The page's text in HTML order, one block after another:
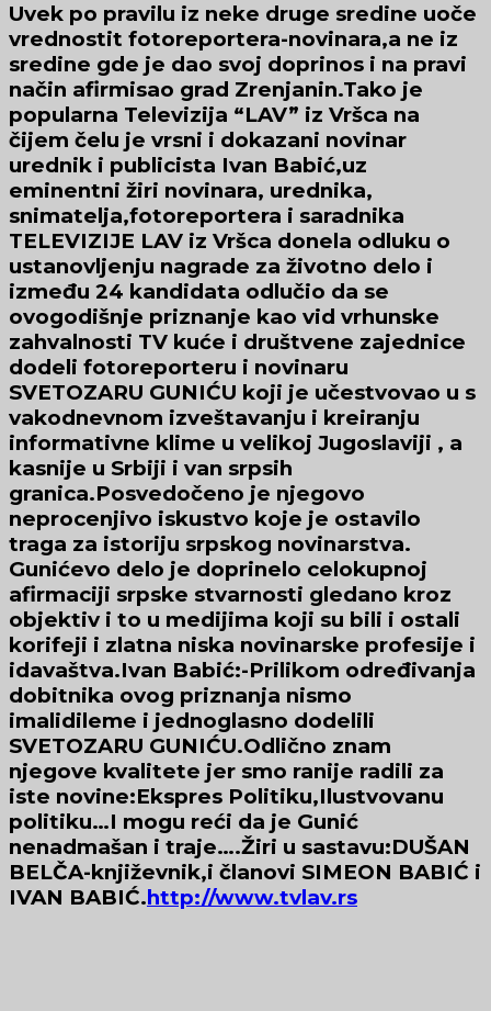
Uvek po pravilu iz neke druge sredine uoče
vrednostit fotoreportera-novinara,a ne iz
sredine gde je dao svoj doprinos i na pravi
način afirmisao grad Zrenjanin.Tako je
popularna Televizija “LAV” iz Vršca na
čijem čelu je vrsni i dokazani novinar
urednik i publicista Ivan Babić,uz
eminentni žiri novinara, urednika,
snimatelja,fotoreportera i saradnika
TELEVIZIJE LAV iz Vršca donela odluku o
ustanovljenju nagrade za životno delo i
između 24 kandidata odlučio da se
ovogodišnje priznanje kao vid vrhunske
zahvalnosti TV kuće i društvene zajednice
dodeli fotoreporteru i novinaru
SVETOZARU GUNIĆU koji je učestvovao u s
vakodnevnom izveštavanju i kreiranju
informativne klime u velikoj Jugoslaviji , a
kasnije u Srbiji i van srpsih
granica.Posvedočeno je njegovo
neprocenjivo iskustvo koje je ostavilo
traga za istoriju srpskog novinarstva.
Gunićevo delo je doprinelo celokupnoj
afirmaciji srpske stvarnosti gledano kroz
objektiv i to u medijima koji su bili i ostali
korifeji i zlatna niska novinarske profesije i
idavaštva.Ivan Babić:-Prilikom određivanja
dobitnika ovog priznanja nismo
imalidileme i jednoglasno dodelili
SVETOZARU GUNIĆU.Odlično znam
njegove kvalitete jer smo ranije radili za
iste novine:Ekspres Politiku,Ilustvovanu
politiku…I mogu reći da je Gunić
nenadmašan i traje….Žiri u sastavu:DUŠAN
BELČA-književnik,i članovi SIMEON BABIĆ i
IVAN BABIĆ.http://www.tvlav.rs